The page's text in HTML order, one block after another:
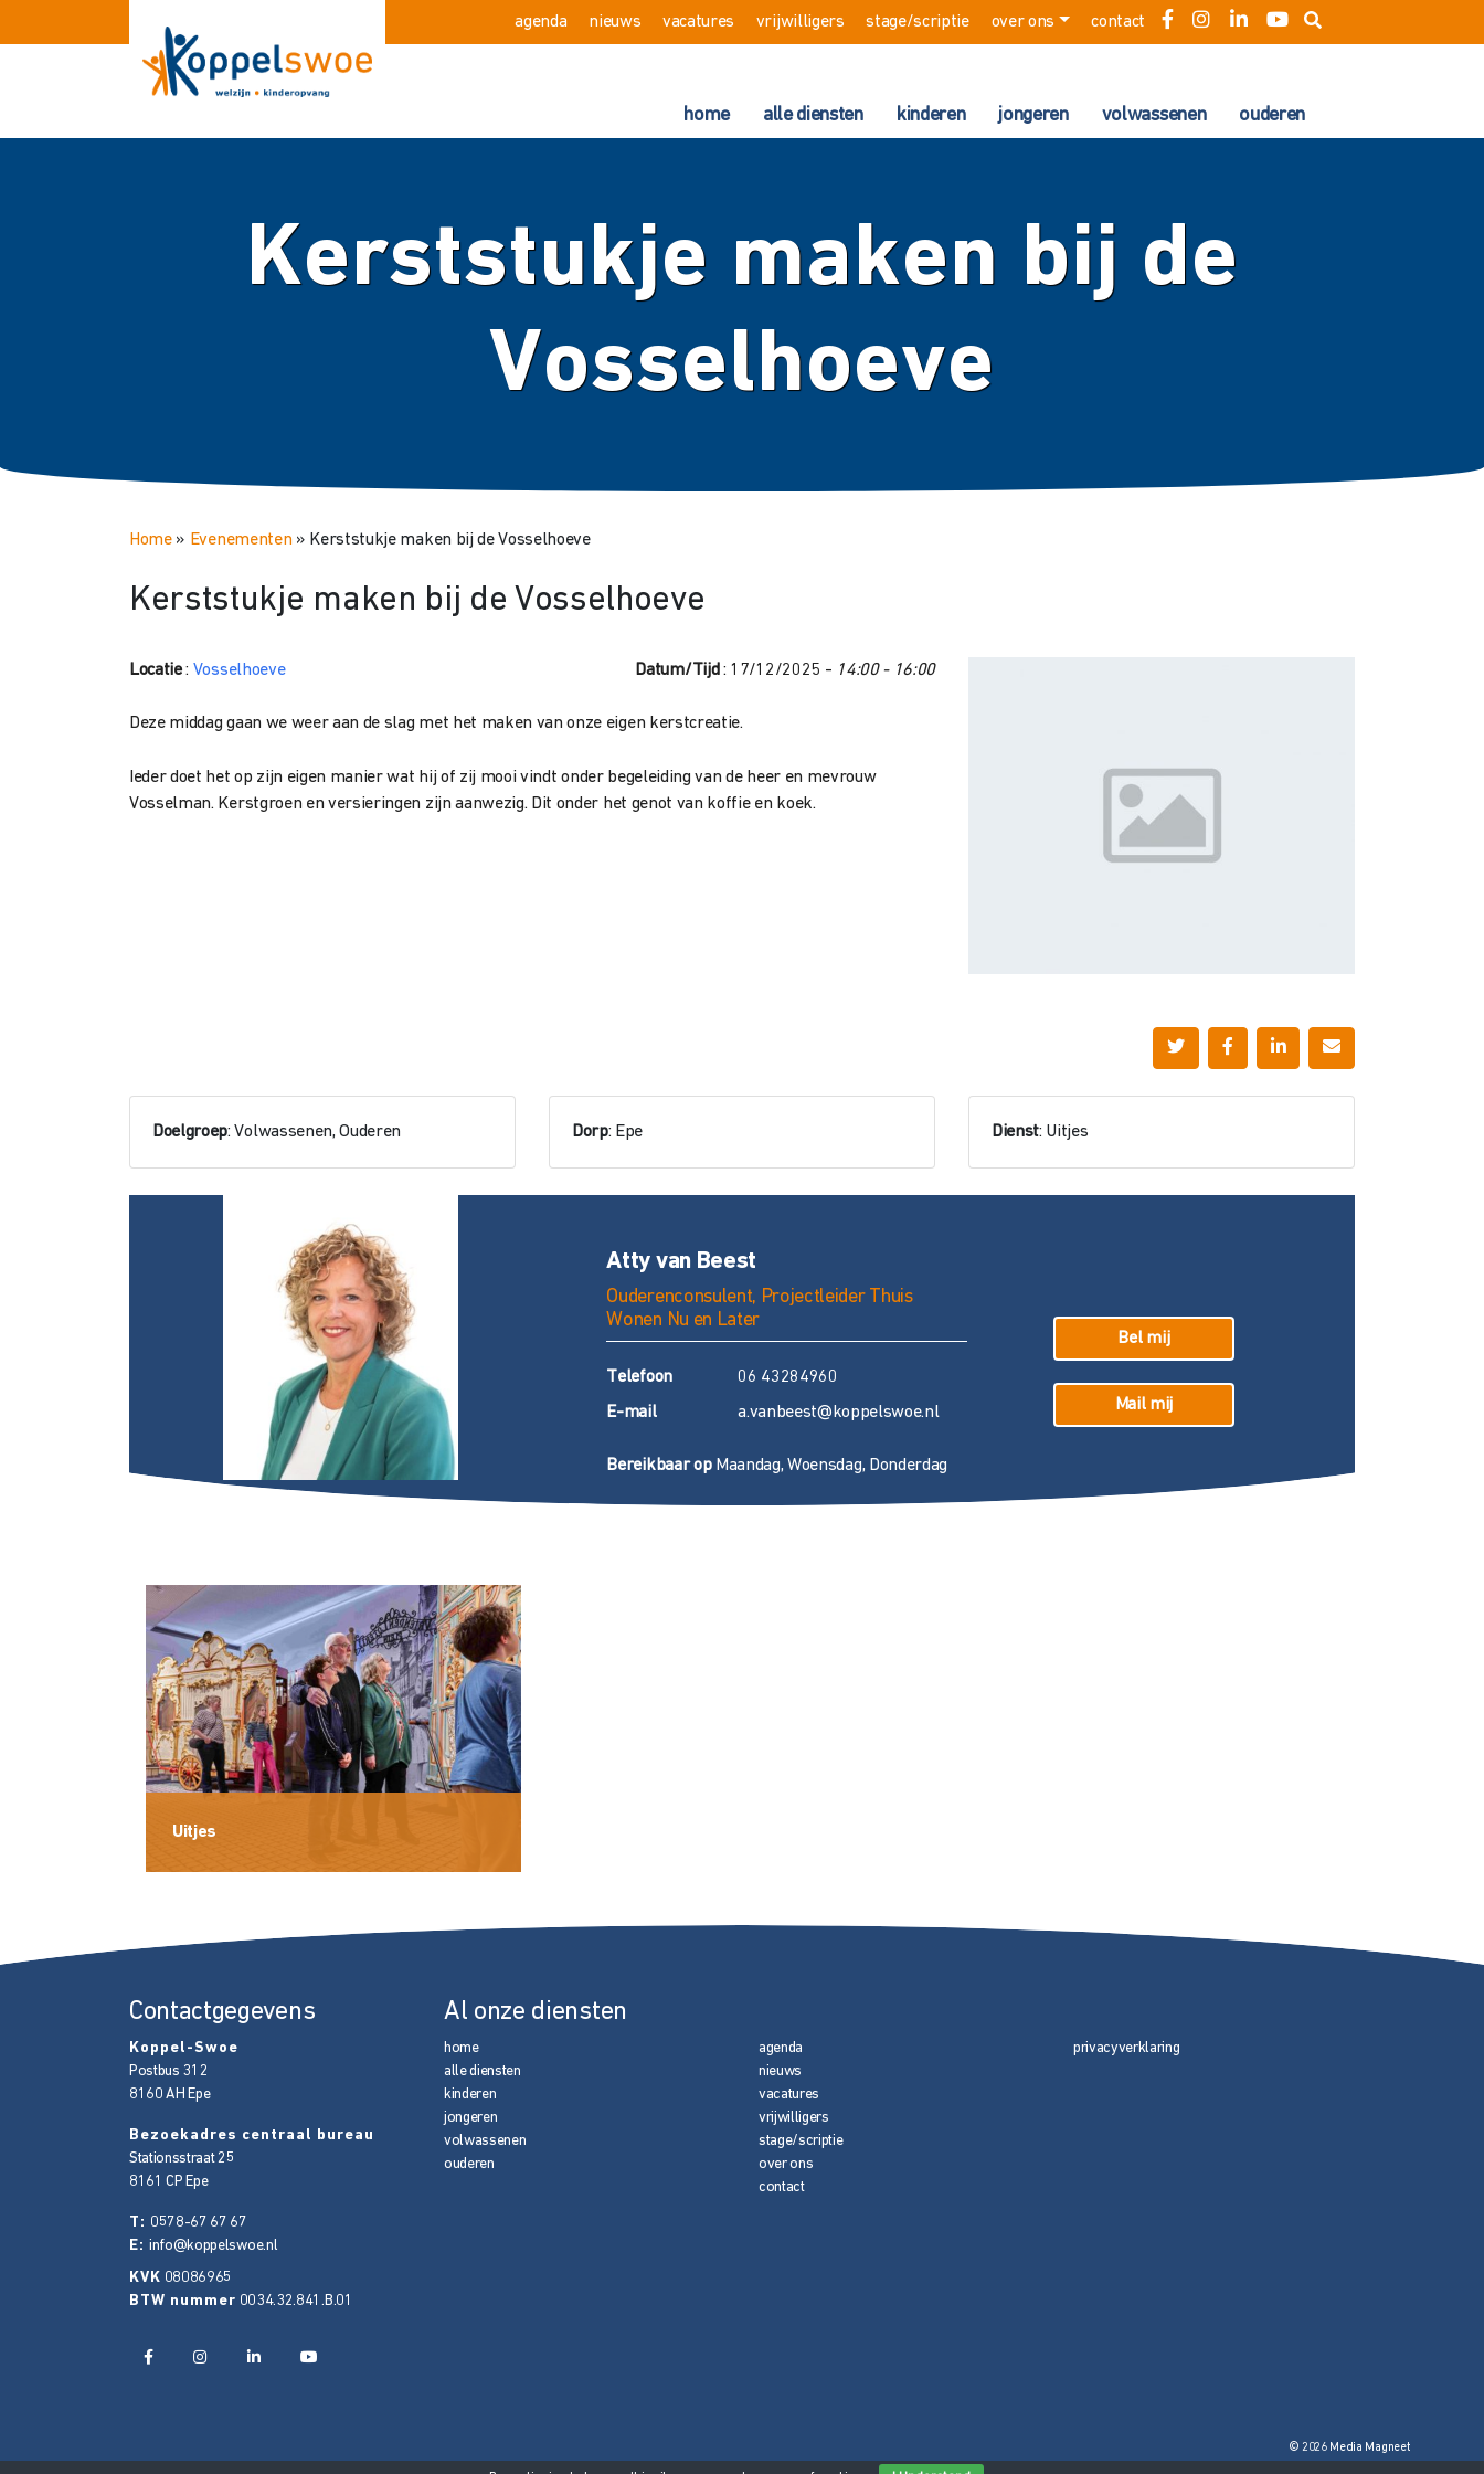
agenda nieuws vacatures vrijwilligers stage/scriptie over ons contact
home alle diensten kinderen jongeren volwassenen ouderen
Kerststukje maken bij de
Vosselhoeve
Home» Evenementen» Kerststukje maken bij de Vosselhoeve
Kerststukje maken bij de Vosselhoeve
Locatie: Vosselhoeve Datum/Tijd : 17/12/2025 - 14:00 - 16:00
Deze middag gaan we weer aan de slag met het maken van onze eigen kerstcreatie.
Ieder doet het op zijn eigen manier wat hij of zij mooi vindt onder begeleiding van de heer en mevrouw
Vosselman. Kerstgroen en versieringen zijn aanwezig. Dit onder het genot van koffie en koek.
Doelgroep: Volwassenen, Ouderen Dorp: Epe Dienst: Uitjes
Atty van Beest
Ouderenconsulent, Projectleider Thuis
Wonen Nu en Later
Telefoon
06 43284960
E-mail a.vanbeest@koppelswoe.nl
Bereikbaar opMaandag, Woensdag, Donderdag
Bel mij
Mail mij
Uitjes
Contactgegevens
Koppel-Swoe
Postbus 312
8160 AH Epe
Bezoekadres centraal bureau
Stationsstraat 25
8161 CP Epe
T: 0578-67 67 67
E: info@koppelswoe.nl
KVK 08086965
BTW nummer 0034.32.841.B.01
Al onze diensten
home
alle diensten
kinderen
jongeren
volwassenen
ouderen
agenda
nieuws
vacatures
vrijwilligers
stage/scriptie
over ons
contact
privacyverklaring
© 2026 Media Magneet